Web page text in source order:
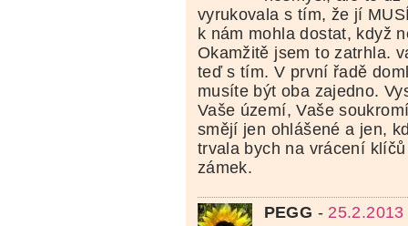
vyrukovala s tím, že jí
k nám mohla dostat, když
Okamžitě jsem to zatrhla.
teď s tím. V první řadě
musíte být oba zajedno.
Vaše území, Vaše
smějí jen ohlášené a jen,
trvala bych na vrácení
zámek.
PEGG -